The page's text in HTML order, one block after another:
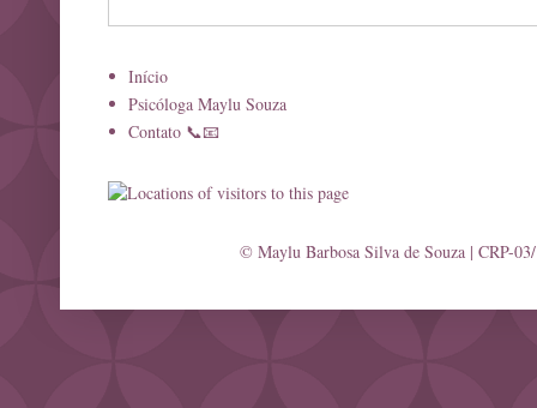
Início
Psicóloga Maylu Souza
Contato 📞📧
© Maylu Barbosa Silva de Souza | CRP-